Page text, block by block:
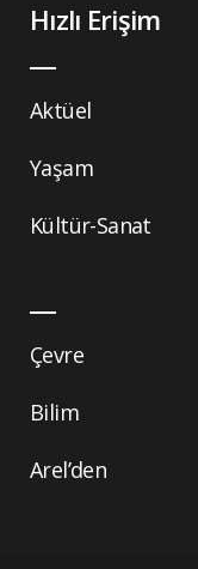
Hızlı Erişim
Aktüel
Yaşam
Kültür-Sanat
Çevre
Bilim
Arel’den